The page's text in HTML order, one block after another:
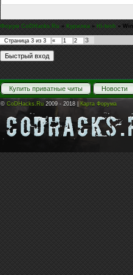
Форум CoDHacks.Ru » Курилка » Hi-tech »
Страница 3 из 3 « 1 2 3
Купить приватные читы Новости
© CoDHacks.Ru 2009 - 2018 | Карта Форума